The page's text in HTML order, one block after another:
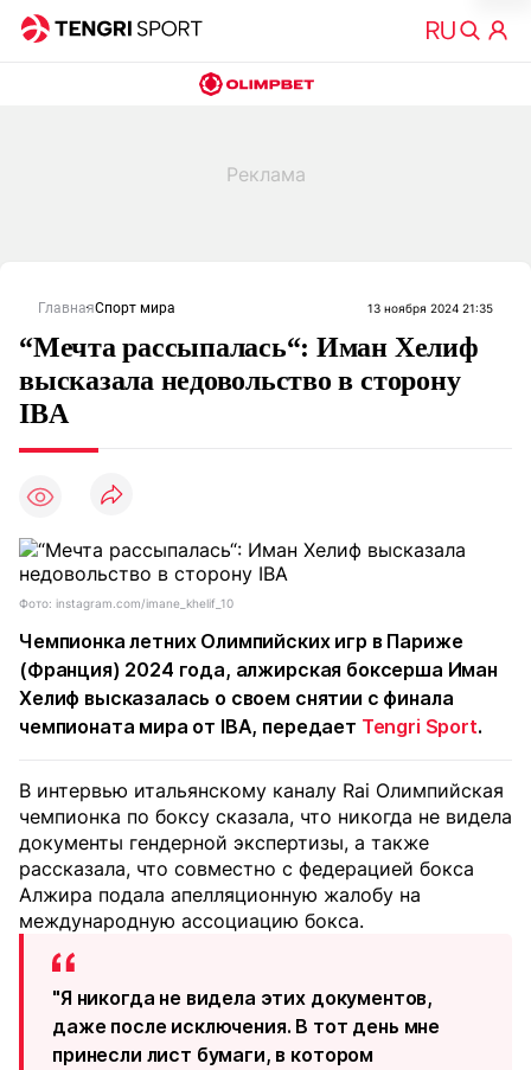
ГлавнаяСпорт мира 13 ноября 2024 21:35
“Мечта рассыпалась“: Иман Хелиф
высказала недовольство в сторону
IBA
Фото: instagram.com/imane_khelif_10
Чемпионка летних Олимпийских игр в Париже
(Франция) 2024 года, алжирская боксерша Иман
Хелиф высказалась о своем снятии с финала
чемпионата мира от IBA, передает Tengri Sport.
В интервью итальянскому каналу Rai Олимпийская
чемпионка по боксу сказала, что никогда не видела
документы гендерной экспертизы, а также
рассказала, что совместно с федерацией бокса
Алжира подала апелляционную жалобу на
международную ассоциацию бокса.
"Я никогда не видела этих документов,
даже после исключения. В тот день мне
принесли лист бумаги, в котором